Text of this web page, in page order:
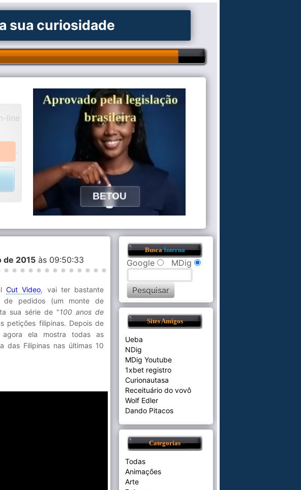
sua curiosidade
line
.
de 2015 às 09:50:33
Cut Video, vai ter bastante
de pedidos (um monte de
sua série de "100 anos de
petições filipinas. Depois de
ela mostra todas as
das Filipinas nas últimas 10
BuscaInterna
Google MDig
Sites Amigos
Ueba
NDig
MDig Youtube
1xbet registro
Curionautasa
Receituário do vovô
Wolf Edler
Dando Pitacos
Categorias
Todas
Animações
Arte